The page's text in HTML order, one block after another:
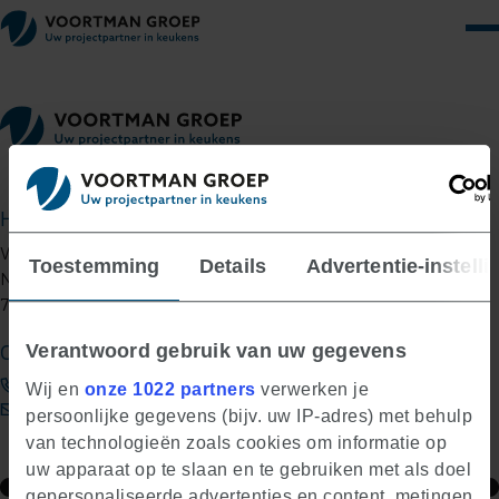
Toestemming Details Advertentie-
Verantwoord gebruik van uw gegevens
Wij en onze 1022 partners verwerken je
persoonlijke gegevens (bijv. uw IP-adres) met behulp
van technologieën zoals cookies om informatie op
uw apparaat op te slaan en te gebruiken met als doel
Hoofdkantoor
Voortman Groep B.V.
Nijverheidsstraat 42
7461 AE Rijssen
Contactgegevens
0548-515 055
info@voortmangroep.nl
Contactformulier Routeplanner